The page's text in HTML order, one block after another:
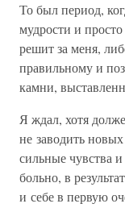
То был период,
мудрости и
решит за меня,
правильному и
камни,
Я ждал, хотя
не заводить
сильные чувства
больно, в
и себе в первую